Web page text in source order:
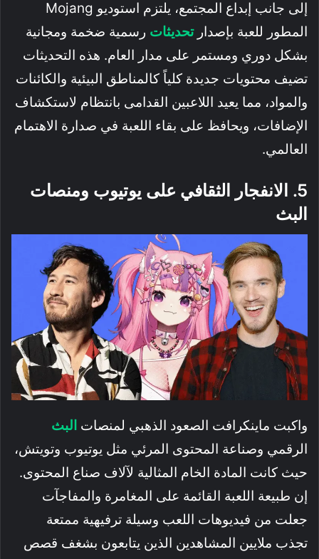
إلى جانب إبداع المجتمع، يلتزم استوديو Mojang
المطور للعبة بإصدارتحديثات رسمية ضخمة ومجانية
بشكل دوري ومستمر على مدار العام. هذه التحديثات
تضيف محتويات جديدة كلياً كالمناطق البيئية والكائنات
والمواد، مما يعيد اللاعبين القدامى بانتظام لاستكشاف
الإضافات، ويحافظ على بقاء اللعبة في صدارة الاهتمام
العالمي.
5. الانفجار الثقافي على يوتيوب ومنصات
البث
واكبت ماينكرافت الصعود الذهبي لمنصات البث
الرقمي وصناعة المحتوى المرئي مثل يوتيوب وتويتش،
حيث كانت المادة الخام المثالية لآلاف صناع المحتوى.
إن طبيعة اللعبة القائمة على المغامرة والمفاجآت
جعلت من فيديوهات اللعب وسيلة ترفيهية ممتعة
تجذب ملايين المشاهدين الذين يتابعون بشغف قصص